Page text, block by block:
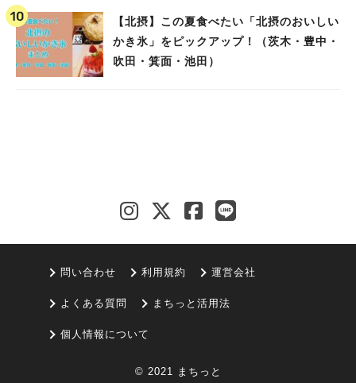
【北摂】この夏食べたい「北摂のおいしい
かき氷」をピックアップ！（茨木・豊中・
吹田・箕面・池田）
問い合わせ 利用規約 運営会社
よくある質問 まちっと活用法
個人情報について
© 2021 まちっと